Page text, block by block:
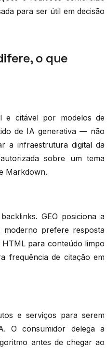
para ser útil em decisão
o que
e citável por modelos de
de IA generativa — não
a infraestrutura digital da
sobre um tema
Markdown.
GEO posiciona a
prefere resposta
para conteúdo limpo
frequência de citação em
e serviços para serem
O consumidor delega a
antes de chegar ao